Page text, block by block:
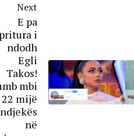
Next
E pa
pritura i
ndodh
Egli
Takos!
mbi
22 mijë
ndjekës
në